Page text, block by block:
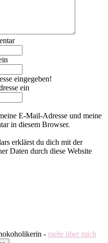
eingegeben!
ein
E-Mail-Adresse und meine
in diesem Browser.
erklärst du dich mit der
Daten durch diese Website
- mehr über mich